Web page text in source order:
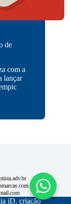
de
com a
lançar
iD. criação